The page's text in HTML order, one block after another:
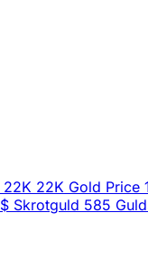
22K 22K Gold Price
$ Skrotguld 585